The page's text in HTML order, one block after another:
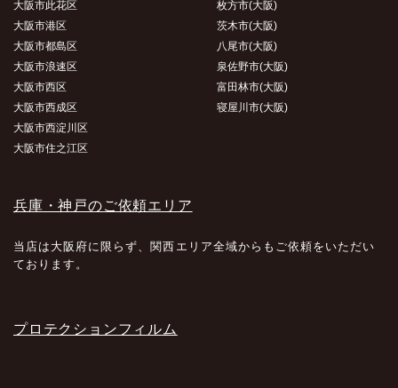
大阪市此花区
大阪市港区
大阪市都島区
大阪市浪速区
大阪市西区
大阪市西成区
大阪市西淀川区
大阪市住之江区
枚方市(大阪)
茨木市(大阪)
八尾市(大阪)
泉佐野市(大阪)
富田林市(大阪)
寝屋川市(大阪)
兵庫・神戸のご依頼エリア
当店は大阪府に限らず、関西エリア全域からもご依頼をいただい
ております。
プロテクションフィルム